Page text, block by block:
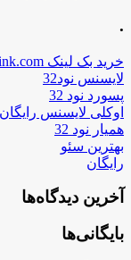
.
خرید بک لینک behtarinbacklink.com
لایسنس نود32
پسورد نود 32
اوکلی لایسنس رایگان
همیار نود 32
بهترین سئو
رایگان
آخرین دیدگاه‌ها
بایگانی‌ها